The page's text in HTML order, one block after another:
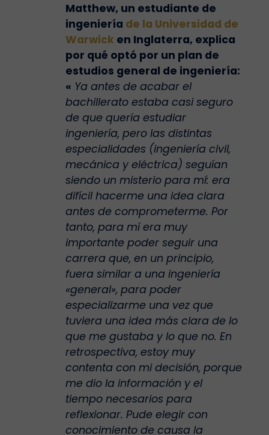
Matthew, un estudiante de
ingeniería de la Universidad de
Warwicken Inglaterra, explica
por qué optó por un plan de
estudios general de ingeniería:
« Ya antes de acabar el
bachillerato estaba casi seguro
de que quería estudiar
ingeniería, pero las distintas
especialidades (ingeniería civil,
mecánica y eléctrica) seguían
siendo un misterio para mí: era
difícil hacerme una idea clara
antes de comprometerme. Por
tanto, para mí era muy
importante poder seguir una
carrera que, en un principio,
fuera similar a una ingeniería
«general», para poder
especializarme una vez que
tuviera una idea más clara de lo
que me gustaba y lo que no. En
retrospectiva, estoy muy
contenta con mi decisión, porque
me dio la información y el
tiempo necesarios para
reflexionar. Pude elegir con
conocimiento de causa la